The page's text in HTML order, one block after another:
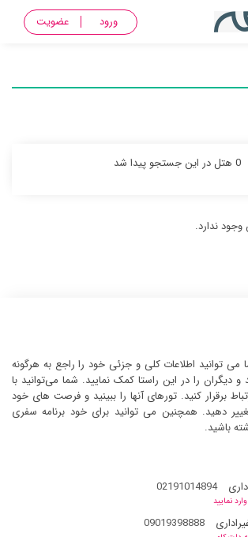
ورود عضویت
0 هتل در این جستجو پیدا شد
ندارد.
توانید اطلاعات کلی و جزئی خود را راجع به هرگونه
و دیگران را در این راستا کمک نمایید. شما می‌توانید با
برقرار کنید. تورهای آنها را ببینید و فرصت های خود
دهید. همچنین می توانید برای خود برنامه سفری
باشید.
02191014894
نمایید
09019398888